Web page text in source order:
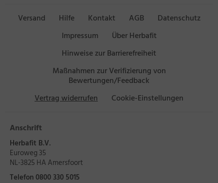
Versand Hilfe Kontakt AGB
Datenschutz
Impressum
Über Herbafit
Hinweise zur Barrierefreiheit
Maßnahmen zur Verifizierung von
Bewertungen/Feedback
Vertrag widerrufen
Cookie-Einstellungen
Anschrift
Herbafit B.V.
Euroweg 35
NL-3825 HA Amersfoort
Telefon 0800 330 5015